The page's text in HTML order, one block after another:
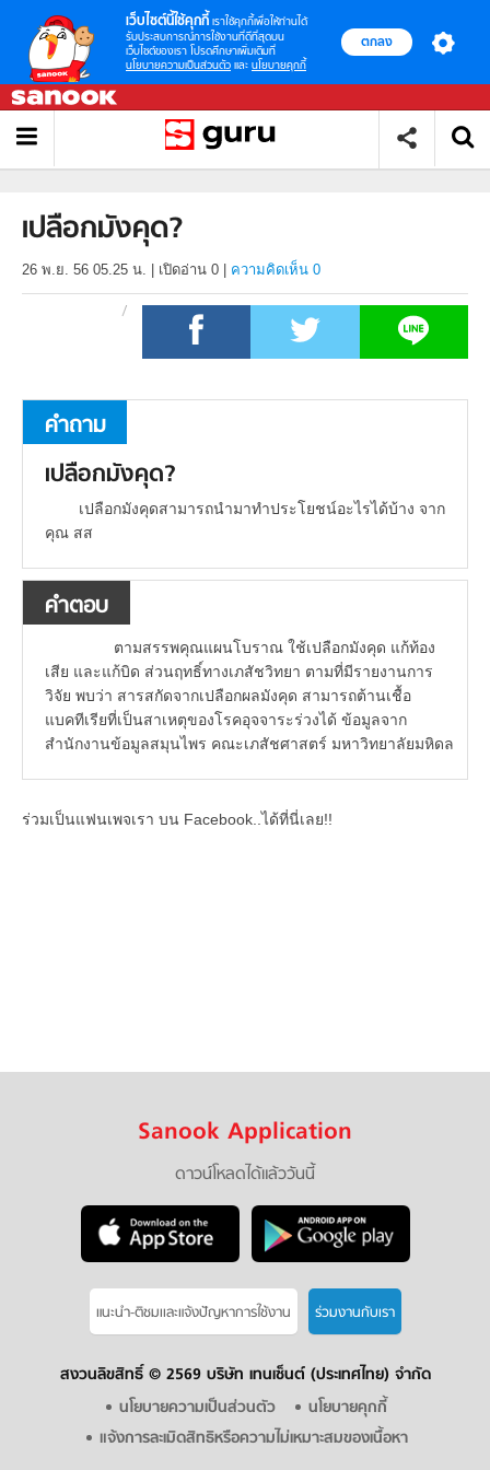
เว็บไซต์นี้ใช้คุกกี้ เราใช้คุกกี้เพื่อให้ท่านได้
รับประสบการณ์การใช้งานที่ดีที่สุดบน
เว็บไซต์ของเรา โปรดศึกษาเพิ่มเติมที่
นโยบายความเป็นส่วนตัว และ นโยบายคุกกี้
ตกลง
เปลือกมังคุด?
26 พ.ย. 56 05.25 น. เปิดอ่าน 0 ความคิดเห็น 0
คำถาม
เปลือกมังคุด?
เปลือกมังคุดสามารถนำมาทำประโยชน์อะไรได้บ้าง จาก
คุณ สส
คำตอบ
ตามสรรพคุณแผนโบราณ ใช้เปลือกมังคุด แก้ท้อง
เสีย และแก้บิด ส่วนฤทธิ์ทางเภสัชวิทยา ตามที่มีรายงานการ
วิจัย พบว่า สารสกัดจากเปลือกผลมังคุด สามารถต้านเชื้อ
แบคทีเรียที่เป็นสาเหตุของโรคอุจจาระร่วงได้ ข้อมูลจาก
สำนักงานข้อมูลสมุนไพร คณะเภสัชศาสตร์ มหาวิทยาลัยมหิดล
ร่วมเป็นแฟนเพจเรา บน Facebook..ได้ที่นี่เลย!!
Sanook Application
ดาวน์โหลดได้แล้ววันนี้
แนะนำ-ติชมเเละแจ้งปัญหาการใช้งาน ร่วมงานกับเรา
สงวนลิขสิทธิ์ © 2569 บริษัท เทนเซ็นต์ (ประเทศไทย) จำกัด
นโยบายความเป็นส่วนตัว
นโยบายคุกกี้
แจ้งการละเมิดสิทธิหรือความไม่เหมาะสมของเนื้อหา